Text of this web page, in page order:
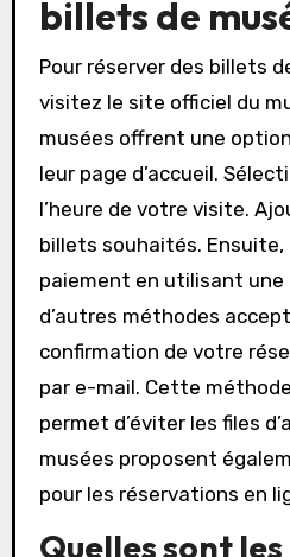
Comment
billets de
Pour réserver des billets
visitez le site officiel du
musées offrent une
leur page d’accueil.
l’heure de votre visite.
billets souhaités. Ensuite,
paiement en utilisant une